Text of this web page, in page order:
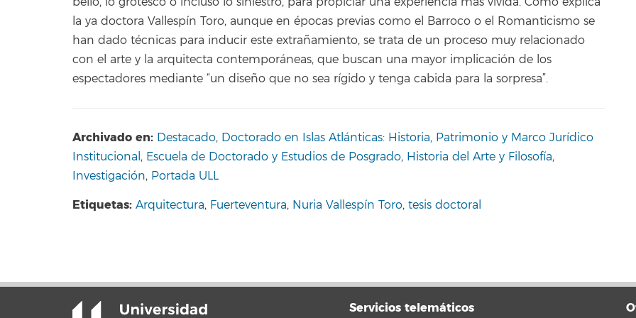
la ya doctora Vallespín Toro, aunque en épocas previas como el Barroco o el Romanticismo se
han dado técnicas para inducir este extrañamiento, se trata de un proceso muy relacionado
con el arte y la arquitecta contemporáneas, que buscan una mayor implicación de los
espectadores mediante “un diseño que no sea rígido y tenga cabida para la sorpresa”.
Archivado en: Destacado, Doctorado en Islas Atlánticas: Historia, Patrimonio y Marco Jurídico
Institucional , Escuela de Doctorado y Estudios de Posgrado, Historia del Arte y Filosofía,
Investigación, Portada ULL
Etiquetas: Arquitectura, Fuerteventura, Nuria Vallespín Toro, tesis doctoral
Servicios telemáticos